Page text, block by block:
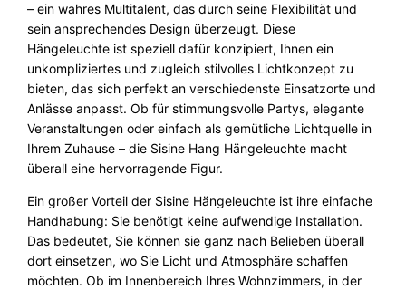
e
u
c
h
t
e
S
i
s
n
e
N
e
– ein wahres Multitalent, das durch seine Flexibilität und
sein ansprechendes Design überzeugt. Diese
Hängeleuchte ist speziell dafür konzipiert, Ihnen ein
unkompliziertes und zugleich stilvolles Lichtkonzept zu
bieten, das sich perfekt an verschiedenste Einsatzorte und
Anlässe anpasst. Ob für stimmungsvolle Partys, elegante
Veranstaltungen oder einfach als gemütliche Lichtquelle in
Ihrem Zuhause – die Sisine Hang Hängeleuchte macht
überall eine hervorragende Figur.
Ein großer Vorteil der Sisine Hängeleuchte ist ihre einfache
Handhabung: Sie benötigt keine aufwendige Installation.
Das bedeutet, Sie können sie ganz nach Belieben überall
dort einsetzen, wo Sie Licht und Atmosphäre schaffen
möchten. Ob im Innenbereich Ihres Wohnzimmers, in der